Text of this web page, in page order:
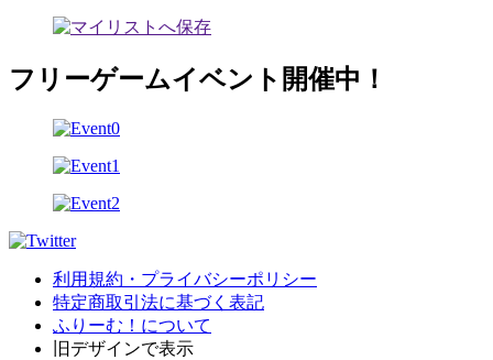
フリーゲームイベント開催中！
利用規約・プライバシーポリシー
特定商取引法に基づく表記
ふりーむ！について
旧デザインで表示